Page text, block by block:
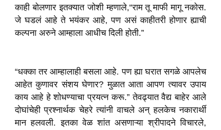
काही बोलणार इतक्यात जोशी म्हणाले,“राम तू माफी मागू नकोस.
जे घडलं आहे ते भयंकर आहे, पण असं काहीतरी होणार ह्याची
कल्पना अरुने आम्हाला आधीच दिली होती.”
“धक्का तर आम्हालाही बसला आहे. पण ह्या घरात सगळे आपलेच
आहेत कुणावर संशय घेणार? मुळात आता आपण त्यावर उपाय
काय आहे हे शोधण्याचा प्रयत्न करू.” तेवढ्यात वैद्य बाहेर आले
दोघांचेही प्रश्नार्थक चेहरे त्यांनी वाचले अन् हलकेच नकारार्थी
मान हलवली. इतका वेळ शांत असणाऱ्या श्रीपादने विचारले,